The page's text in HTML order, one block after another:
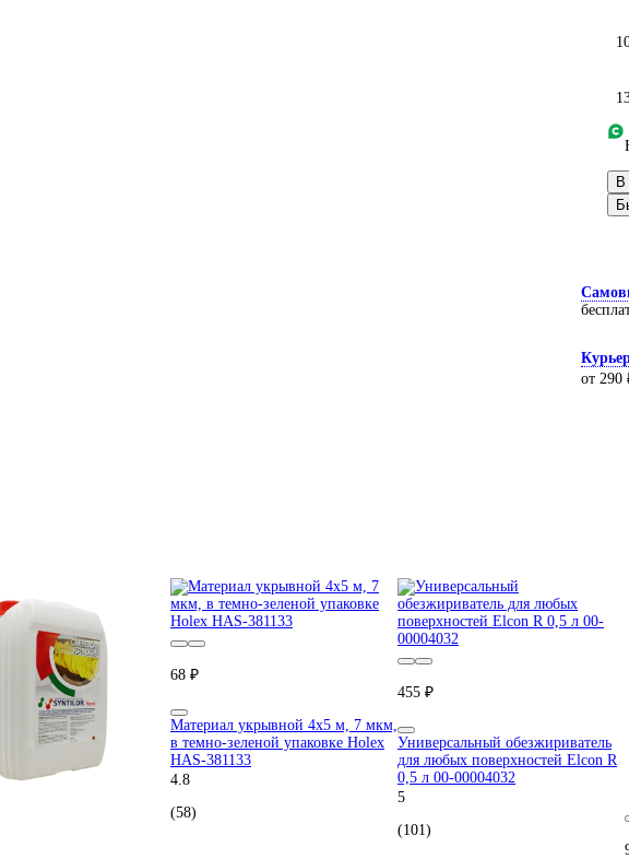
В
от 290
68 ₽
Материал укрывной 4х5 м, 7 мкм,
в темно-зеленой упаковке Holex
HAS-381133
4.8
(58)
455 ₽
Универсальный обезжириватель
для любых поверхностей Elcon R
0,5 л 00-00004032
5
(101)